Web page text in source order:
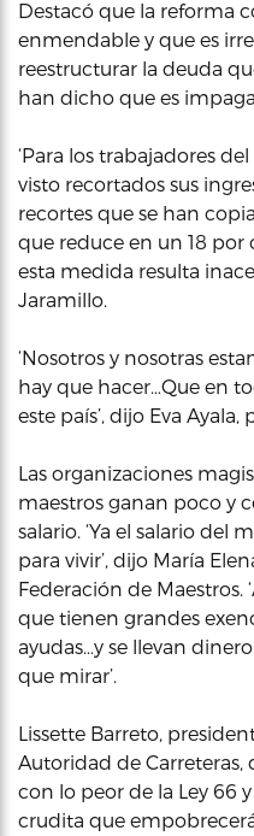
Destacó que la reforma
enmendable y que es
reestructurar la deuda
han dicho que es
‘Para los trabajadores
visto recortados sus
recortes que se han
que reduce en un 18 por
esta medida resulta
Jaramillo.
‘Nosotros y nosotras
hay que hacer…Que en
este país’, dijo Eva
Las organizaciones
maestros ganan poco y
salario. ‘Ya el salario del
para vivir’, dijo María
Federación de Maestros.
que tienen grandes
ayudas…y se llevan
que mirar’.
Lissette Barreto,
Autoridad de
con lo peor de la Ley 66
crudita que